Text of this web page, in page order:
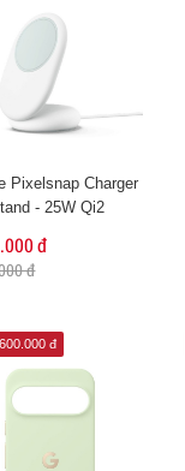
Pixelsnap Charger
- 25W Qi2
đ
đ
đ